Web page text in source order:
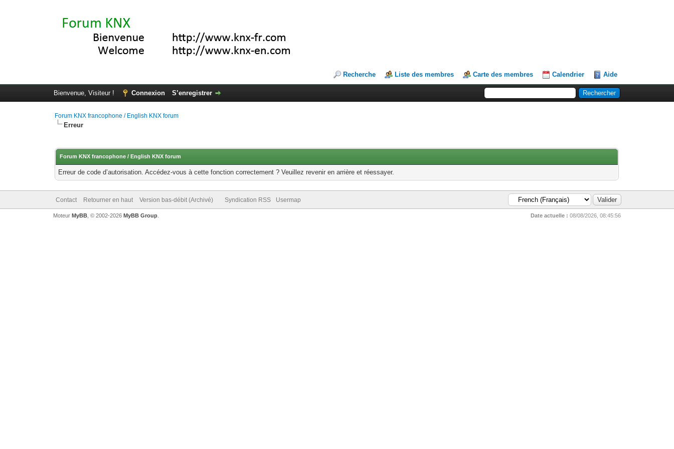
Recherche Liste des membres Carte des membres Calendrier Aide
Bienvenue, Visiteur ! Connexion S’enregistrer
Forum KNX francophone / English KNX forum
Erreur
Forum KNX francophone / English KNX forum
Erreur de code d’autorisation. Accédez-vous à cette fonction correctement ? Veuillez revenir en arrière et réessayer.
Contact Retourner en haut Version bas-débit (Archivé) Syndication RSS Usermap
Date actuelle : 08/08/2026, 08:45:56
Moteur MyBB, © 2002-2026 MyBB Group.